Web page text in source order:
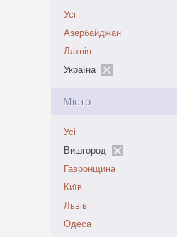
Усі
Азербайджан
Латвія
Україна
Місто
Усі
Вишгород
Гавронщина
Київ
Львів
Одеса